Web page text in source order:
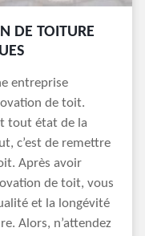
DE TOITURE
entreprise
de toit.
tout état de la
c’est de remettre
Après avoir
de toit, vous
et la longévité
Alors, n’attendez